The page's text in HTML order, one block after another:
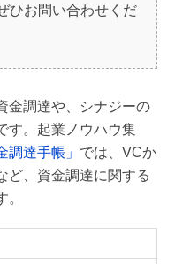
ひお問い合わせくだ
金調達や、シナジーの
す。起業ノウハウ集
調達手帳」 では、VCか
ど、資金調達に関する